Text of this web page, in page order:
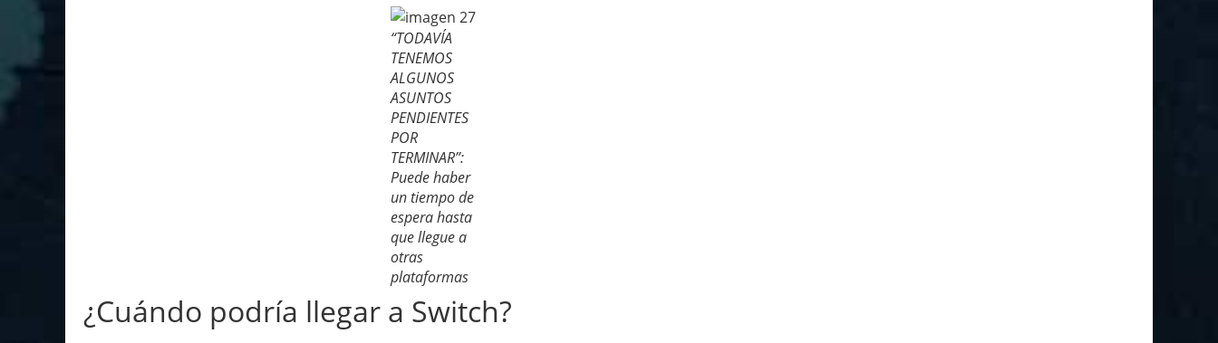
“TODAVÍA
TENEMOS
ALGUNOS
ASUNTOS
PENDIENTES
POR
TERMINAR”:
Puede haber
un tiempo de
espera hasta
que llegue a
otras
plataformas
¿Cuándo podría llegar a Switch?